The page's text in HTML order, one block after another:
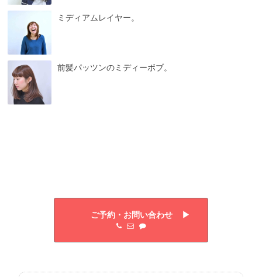
ミディアムレイヤー。
前髪パッツンのミディーボブ。
ご予約・お問い合わせ ▶︎